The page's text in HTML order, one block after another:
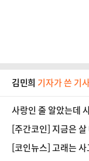
김민희 기자가 쓴 기
사랑인 줄 알았는데
[주간코인] 지금은
[코인뉴스] 고래는